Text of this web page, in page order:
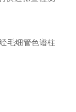
毛细管色谱柱